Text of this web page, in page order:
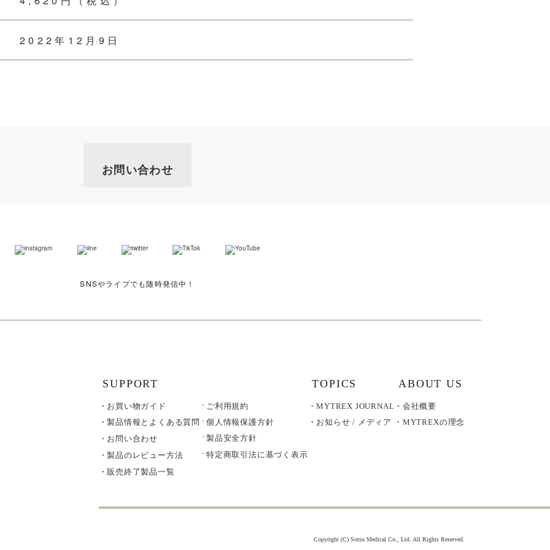
2022年12月9日
お問い合わせ
SNSやライブでも随時発信中！
SUPPORT
お買い物ガイド
製品情報とよくある質問
お問い合わせ
製品のレビュー方法
販売終了製品一覧
ご利用規約
個人情報保護方針
製品安全方針
特定商取引法に基づく表示
TOPICS
MYTREX JOURNAL
お知らせ / メディア
ABOUT US
会社概要
MYTREXの理念
Copyright (C) Sotsu Medical Co., Ltd. All Rights Reserved.